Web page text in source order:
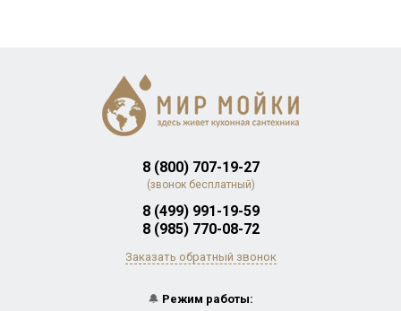
8 (800) 707-19-27
(звонок бесплатный)
8 (499) 991-19-59
8 (985) 770-08-72
Заказать обратный звонок
🔔 Режим работы: